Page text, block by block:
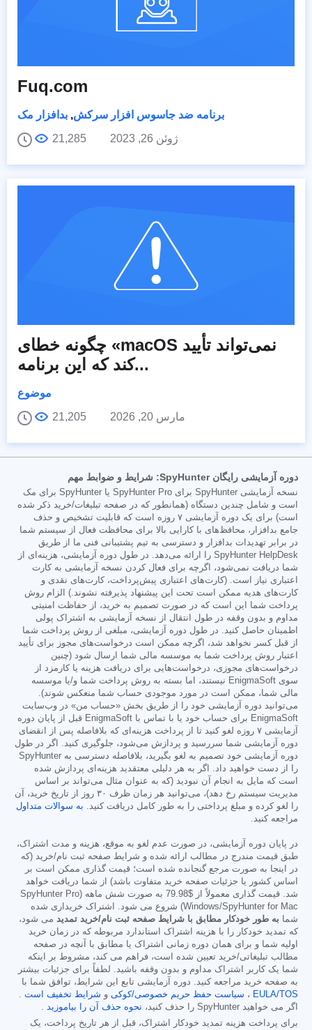
Fuq.com
برنامه ضد جاسوس افزار سرکش, بدافزار مک
ژوئن 26, 2023
21,285
چگونه خطای «macOS نمی‌تواند تأیید
کند که این برنامه...
موضوع
مارس 20, 2026
21,205
دوره آزمایشی رایگان SpyHunter: شرایط و ضوابط مهم
نسخه آزمایشی SpyHunter برای SpyHunter Pro یا SpyHunter برای مک
است و شامل چندین دستگاه (همانطور که در صفحه تبلیغات/خرید ذکر شده
است) برای یک دوره آزمایشی ۷ روزه است که قابلیت تشخیص و حذف
جامع بدافزار، محافظ‌های با کارایی بالا برای محافظت فعال از سیستم شما
در برابر تهدیدات بدافزار و دسترسی به تیم پشتیبانی فنی ما از طریق
SpyHunter HelpDesk را ارائه می‌دهد. در طول دوره آزمایشی، هزینه‌ای از
شما دریافت نمی‌شود، اگرچه برای فعال کردن نسخه آزمایشی به کارت
اعتباری نیاز است. (کارت‌های اعتباری پیش‌پرداخت، کارت‌های نقدی و
کارت‌های هدیه ممکن است تحت این پیشنهاد پذیرفته نشوند.) الزام روش
پرداخت شما این است که در صورت تصمیم به خرید، از حفاظت امنیتی
مداوم و بدون وقفه در طول انتقال از نسخه آزمایشی به اشتراک پولی
اطمینان حاصل کنید. در طول دوره آزمایشی، مبلغی از روش پرداخت شما
از قبل کسر نخواهد شد، اگرچه ممکن است درخواست‌های مجوز برای تأیید
اعتبار روش پرداخت شما به موسسه مالی شما ارسال شود (چنین
درخواست‌های مجوزی، درخواست‌هایی برای دریافت هزینه یا کارمزد از
سوی EnigmaSoft نیستند، اما بسته به روش پرداخت شما و/یا موسسه
مالی شما، ممکن است در مورد موجودی حساب شما منعکس شوند).
می‌توانید دوره آزمایشی خود را از طریق بخش «حساب من» در وب‌سایت
EnigmaSoft برای حساب خود یا با تماس با EnigmaSoft قبل از پایان دوره
آزمایشی ۷ روزه لغو کنید تا از پرداخت هزینه‌ای که بلافاصله پس از انقضای
دوره آزمایشی شما سررسید و پردازش می‌شود، جلوگیری کنید. اگر در طول
دوره آزمایشی خود تصمیم به لغو بگیرید، بلافاصله دسترسی به SpyHunter
را از دست خواهید داد. اگر به هر دلیلی معتقدید هزینه‌ای پردازش شده
است که مایل به انجام آن نبودید (که به عنوان مثال می‌تواند بر اساس
مدیریت سیستم رخ دهد)، می‌توانید هر زمان ظرف ۳۰ روز از تاریخ خرید، آن
را لغو کرده و مبلغ پرداختی را به طور کامل دریافت کنید. به سوالات متداول
مراجعه کنید.
در پایان دوره آزمایشی، در صورت عدم لغو به موقع، هزینه و مدت اشتراک،
طبق قیمت مندرج در مطالب ارائه شده و شرایط صفحه ثبت نام/خرید (که
در اینجا به صورت مرجع گنجانده شده است؛ قیمت گذاری ممکن است بر
اساس کشور یا جزئیات صفحه خرید متفاوت باشد) از شما دریافت خواهد
شد. قیمت گذاری معمولاً از $79.98
به صورت شش ماهه (SpyHunter Pro
Windows/SpyHunter for Mac) شروع می شود. اشتراک خریداری شده
شما به طور خودکار مطابق با شرایط صفحه ثبت نام/خرید تمدید می شود،
که تمدید خودکار را با هزینه اشتراک استاندارد مربوطه که در زمان خرید
اولیه شما و برای همان دوره زمانی اشتراک یا مطابق با آنچه در صفحه
مطالب تبلیغاتی/خرید تعیین شده است، فراهم می کند، مشروط بر اینکه
شما یک کاربر اشتراک مداوم و بدون وقفه باشید. لطفاً برای جزئیات بیشتر
به صفحه خرید مراجعه کنید. دوره آزمایشی تابع این شرایط، توافق شما با
EULA/TOS ، سیاست حفظ حریم خصوصی/کوکی و شرایط تخفیف است .
اگر می خواهید SpyHunter را حذف کنید،
نحوه حذف آن را بیاموزید .
برای پرداخت هزینه تمدید خودکار اشتراک، قبل از هر تاریخ پرداخت، یک